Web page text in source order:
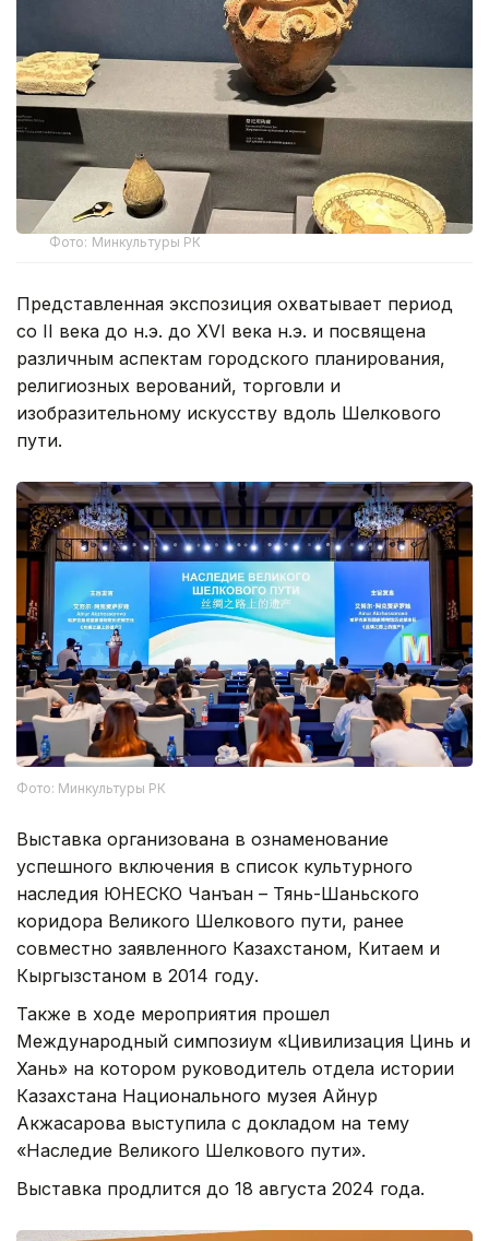
Фото: Минкультуры РК
Представленная экспозиция охватывает период
со ІІ века до н.э. до XVI века н.э. и посвящена
различным аспектам городского планирования,
религиозных верований, торговли и
изобразительному искусству вдоль Шелкового
пути.
Фото: Минкультуры РК
Выставка организована в ознаменование
успешного включения в список культурного
наследия ЮНЕСКО Чанъан – Тянь-Шаньского
коридора Великого Шелкового пути, ранее
совместно заявленного Казахстаном, Китаем и
Кыргызстаном в 2014 году.
Также в ходе мероприятия прошел
Международный симпозиум «Цивилизация Цинь и
Хань» на котором руководитель отдела истории
Казахстана Национального музея Айнур
Акжасарова выступила с докладом на тему
«Наследие Великого Шелкового пути».
Выставка продлится до 18 августа 2024 года.